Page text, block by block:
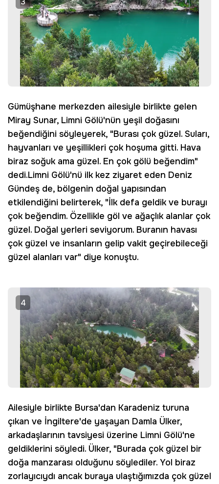
Gümüşhane merkezden ailesiyle birlikte gelen
Miray Sunar, Limni Gölü'nün yeşil doğasını
beğendiğini söyleyerek, "Burası çok güzel. Suları,
hayvanları ve yeşillikleri çok hoşuma gitti. Hava
biraz soğuk ama güzel. En çok gölü beğendim"
dedi.Limni Gölü'nü ilk kez ziyaret eden Deniz
Gündeş de, bölgenin doğal yapısından
etkilendiğini belirterek, "İlk defa geldik ve burayı
çok beğendim. Özellikle göl ve ağaçlık alanlar çok
güzel. Doğal yerleri seviyorum. Buranın havası
çok güzel ve insanların gelip vakit geçirebileceği
güzel alanları var" diye konuştu.
4
Ailesiyle birlikte Bursa'dan Karadeniz turuna
çıkan ve İngiltere'de yaşayan Damla Ülker,
arkadaşlarının tavsiyesi üzerine Limni Gölü'ne
geldiklerini söyledi. Ülker, "Burada çok güzel bir
doğa manzarası olduğunu söylediler. Yol biraz
zorlayıcıydı ancak buraya ulaştığımızda çok güzel